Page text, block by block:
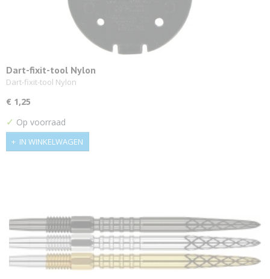
Dart-fixit-tool Nylon
Dart-fixit-tool Nylon
€ 1,25
✓ Op voorraad
IN WINKELWAGEN